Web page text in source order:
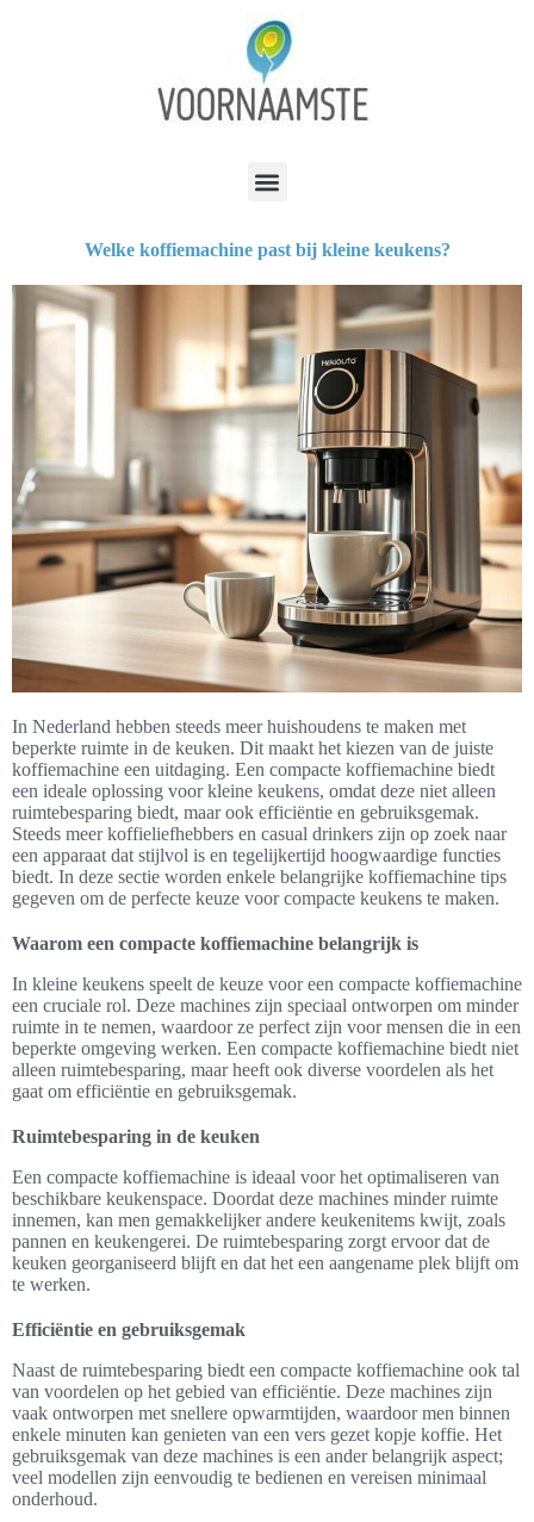
Welke koffiemachine past bij kleine keukens?
In Nederland hebben steeds meer huishoudens te maken met
beperkte ruimte in de keuken. Dit maakt het kiezen van de juiste
koffiemachine een uitdaging. Een compacte koffiemachine biedt
een ideale oplossing voor kleine keukens, omdat deze niet alleen
ruimtebesparing biedt, maar ook efficiëntie en gebruiksgemak.
Steeds meer koffieliefhebbers en casual drinkers zijn op zoek naar
een apparaat dat stijlvol is en tegelijkertijd hoogwaardige functies
biedt. In deze sectie worden enkele belangrijke koffiemachine tips
gegeven om de perfecte keuze voor compacte keukens te maken.
Waarom een compacte koffiemachine belangrijk is
In kleine keukens speelt de keuze voor een compacte koffiemachine
een cruciale rol. Deze machines zijn speciaal ontworpen om minder
ruimte in te nemen, waardoor ze perfect zijn voor mensen die in een
beperkte omgeving werken. Een compacte koffiemachine biedt niet
alleen ruimtebesparing, maar heeft ook diverse voordelen als het
gaat om efficiëntie en gebruiksgemak.
Ruimtebesparing in de keuken
Een compacte koffiemachine is ideaal voor het optimaliseren van
beschikbare keukenspace. Doordat deze machines minder ruimte
innemen, kan men gemakkelijker andere keukenitems kwijt, zoals
pannen en keukengerei. De ruimtebesparing zorgt ervoor dat de
keuken georganiseerd blijft en dat het een aangename plek blijft om
te werken.
Efficiëntie en gebruiksgemak
Naast de ruimtebesparing biedt een compacte koffiemachine ook tal
van voordelen op het gebied van efficiëntie. Deze machines zijn
vaak ontworpen met snellere opwarmtijden, waardoor men binnen
enkele minuten kan genieten van een vers gezet kopje koffie. Het
gebruiksgemak van deze machines is een ander belangrijk aspect;
veel modellen zijn eenvoudig te bedienen en vereisen minimaal
onderhoud.